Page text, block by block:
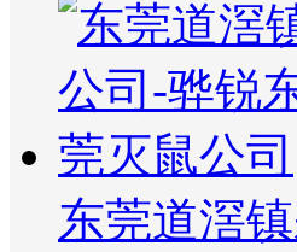
东莞道滘